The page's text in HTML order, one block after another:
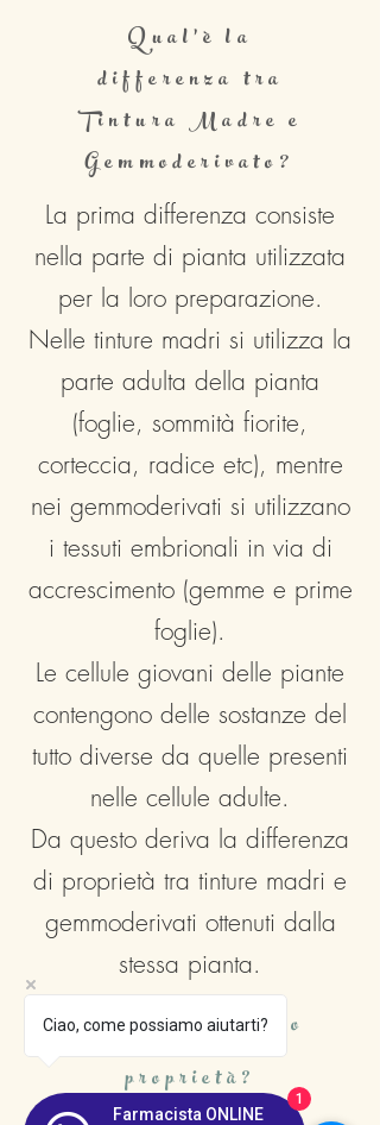
Qual'è la
differenza tra
Tintura Madre e
Gemmoderivato?
La prima differenza consiste
nella parte di pianta utilizzata
per la loro preparazione.
Nelle tinture madri si utilizza la
parte adulta della pianta
(foglie, sommità fiorite,
corteccia, radice etc), mentre
nei gemmoderivati si utilizzano
i tessuti embrionali in via di
accrescimento (gemme e prime
foglie).
Le cellule giovani delle piante
contengono delle sostanze del
tutto diverse da quelle presenti
nelle cellule adulte.
Da questo deriva la differenza
di proprietà tra tinture madri e
gemmoderivati ottenuti dalla
stessa pianta.
Quali sono le loro
proprietà?
Ciao, come possiamo aiutarti?
Farmacista ONLINE
1